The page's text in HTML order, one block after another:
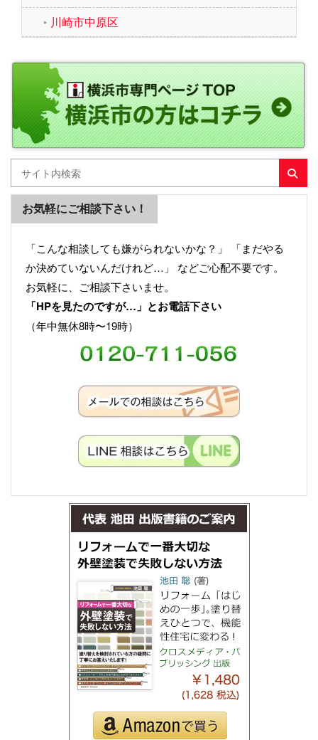
川崎市中原区
お気軽にご相談下さい！
「こんな相談しても嫌がられないかな？」 「まだやる
か決めていないんだけれど…」 などご心配不要です。
お気軽に、ご相談下さいませ。
「HPを見たのですが…」とお電話下さい
（年中無休8時〜19時）